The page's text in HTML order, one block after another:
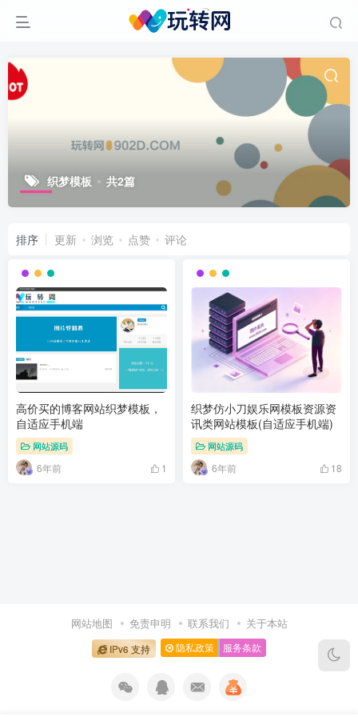
织梦模板 共2篇
排序 更新 浏览 点赞 评论
高价买的博客网站织梦模板，
自适应手机端
网站源码
6年前 1
织梦仿小刀娱乐网模板资源资
讯类网站模板(自适应手机端)
网站源码
6年前 18
网站地图 免责申明 联系我们 关于本站
IPv6 支持 隐私政策 服务条款